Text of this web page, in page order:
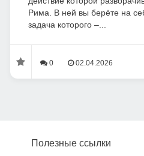
Рима. В ней вы берёте на
задача которого –...
0 02.04.2026
Полезные ссылки